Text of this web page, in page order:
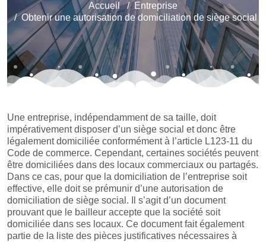
Accueil
Entreprise
Obtenir une autorisation de domiciliation de siège social
Une entreprise, indépendamment de sa taille, doit
impérativement disposer d’un siège social et donc être
légalement domiciliée conformément à l’article L123-11 du
Code de commerce. Cependant, certaines sociétés peuvent
être domiciliées dans des locaux commerciaux ou partagés.
Dans ce cas, pour que la domiciliation de l’entreprise soit
effective, elle doit se prémunir d’une autorisation de
domiciliation de siège social. Il s’agit d’un document
prouvant que le bailleur accepte que la société soit
domiciliée dans ses locaux. Ce document fait également
partie de la liste des pièces justificatives nécessaires à